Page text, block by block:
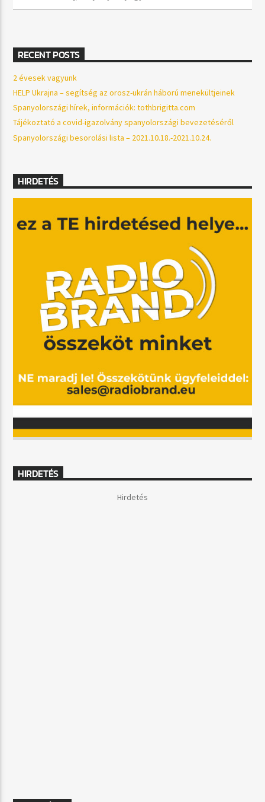
RECENT POSTS
2 évesek vagyunk
HELP Ukrajna – segítség az orosz-ukrán háború menekültjeinek
Spanyolországi hírek, információk: tothbrigitta.com
Tájékoztató a covid-igazolvány spanyolországi bevezetéséről
Spanyolországi besorolási lista – 2021.10.18.-2021.10.24.
HIRDETÉS
HIRDETÉS
Hirdetés